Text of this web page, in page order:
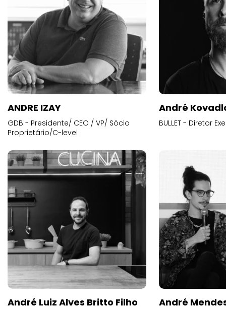
ANDRE IZAY
GDB - Presidente/ CEO / VP/ Sócio
Proprietário/C-level
André
BULLET - Diretor
André Luiz Alves Britto Filho André